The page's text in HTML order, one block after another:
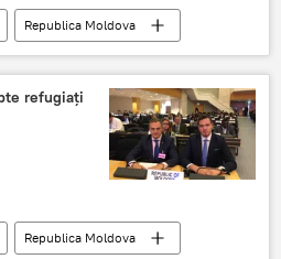
Republica Moldova
suicid
refugiați
Republica Moldova